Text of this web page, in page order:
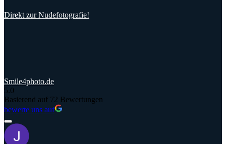
Direkt zur Nudefotografie!
Smile4photo.de
5.0
Basierend auf 72 Bewertungen
bewerte uns auf